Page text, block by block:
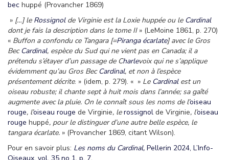
bec huppé (Provancher 1869)
» […] le Rossignolde Virginie est la Loxie huppée ou le Cardinal
dont je fais la description dans le tome II» (LeMoine 1861, p. 270)
« Buffon a confondu ce Tangara [=Piranga écarlate] avec le Gros
BecCardinal, espèce du Sud qui ne vient pas en Canada; il a
prétendu s’étayer d’un passage de Charlevoix qui ne s’applique
évidemment qu’au Gros BecCardinal, et non à l’espèce
présentement décrite. » (idem, p. 279). « » Le Cardinalest un
oiseau robuste; il chante sept à huit mois dans l’année; sa gaîté
augmente avec la pluie. On le connaît sous les noms de l’oiseau
rouge, l’oiseau rouge de Virginie, lerossignol de Virginie, l’oiseau
rouge huppé, pour le distinguer d’une autre belle espèce, le
tangara écarlate. » (Provancher 1869, citant Wilson).
Pour en savoir plus: Les noms du Cardinal, Pellerin 2024, L’Info-